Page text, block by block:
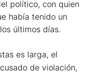
político, con quien
había tenido un
últimos días.
es larga, el
de violación,